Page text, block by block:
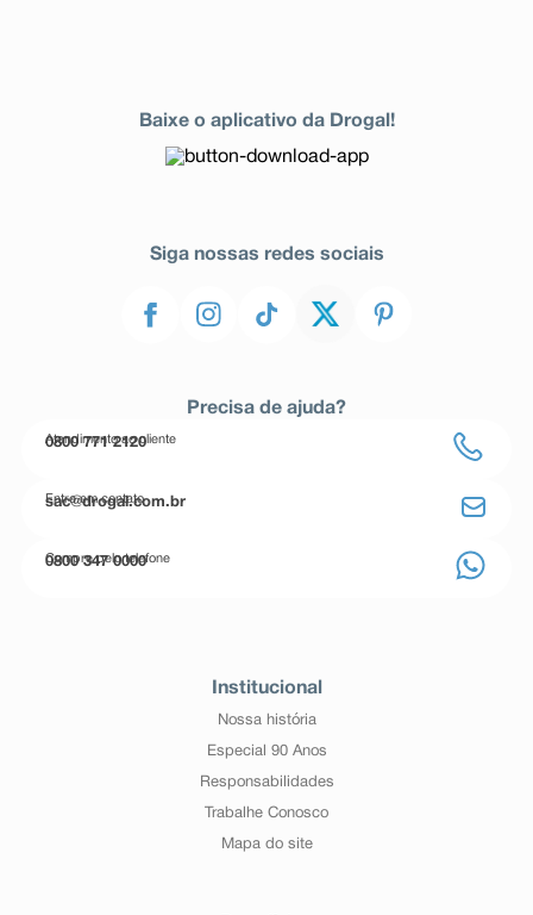
Baixe o aplicativo da Drogal!
Siga nossas redes sociais
Precisa de ajuda?
Atendimento ao cliente
0800 771 2120
Entre em contato
sac@drogal.com.br
Compre pelo telefone
0800 347 0000
Institucional
Nossa história
Especial 90 Anos
Responsabilidades
Trabalhe Conosco
Mapa do site